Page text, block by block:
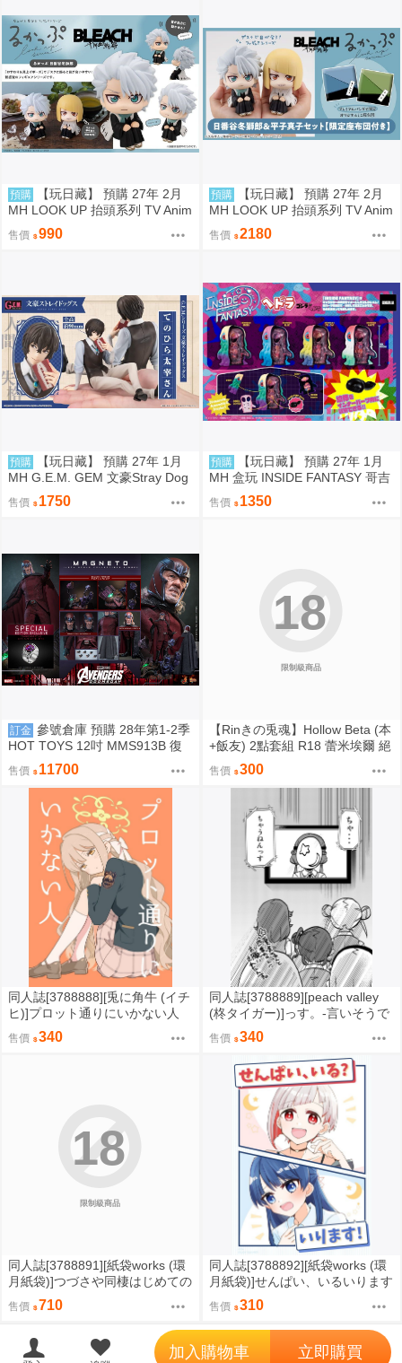
預購
【玩日藏】 預購 27年 2月
MH LOOK UP 抬頭系列 TV Anim
e BLEACH 死神 千年血戰篇 日番
谷冬獅郎 抬頭公仔 代理版
售價 990
預購
【玩日藏】 預購 27年 2月
MH LOOK UP 抬頭系列 TV Anim
e BLEACH 死神 千年血戰篇 日番
谷冬獅郎 & 平子真子 抬頭公仔
售價 2180
預購
【玩日藏】 預購 27年 1月
MH G.E.M. GEM 文豪Stray Dog
s 文豪野犬 Palm size 掌心 掌中
太宰治 代理版
售價 1750
預購
【玩日藏】 預購 27年 1月
MH 盒玩 INSIDE FANTASY 哥吉
拉對黑多拉 黑多拉 軟膠 1中盒4
入 代理版
售價 1350
訂金 參號倉庫 預購 28年第1-2季
HOT TOYS 12吋 MMS913B 復
仇者聯盟：末日崛起 萬磁王 豪華
特別版
售價 11700
限制級商品
18
【Rinきの兎魂】Hollow Beta (本
+飯友) 2點套組 R18 蕾米埃爾 絕
區零 ZZZ【FF47場前預購】{宅
即門}
售價 300
同人誌[3788888][兎に角牛 (イチ
ヒ)]プロット通りにいかない人
(蔚藍檔案)
售價 340
同人誌[3788889][peach valley
(柊タイガー)]っす。-言いそうで
言わなさそうだけど言わなささ
そう- (Love Live Superstar)
售價 340
限制級商品
18
同人誌[3788891][紙袋works (環
月紙袋)]つづさや同棲はじめての
夏合同サマーハッピーデイズ (蓮
之空女學院學園偶像俱樂部)
售價 710
同人誌[3788892][紙袋works (環
月紙袋)]せんぱい、いるいります
(蓮之空女學院學園偶像俱樂部)
售價 310
加入購物車 立即購買